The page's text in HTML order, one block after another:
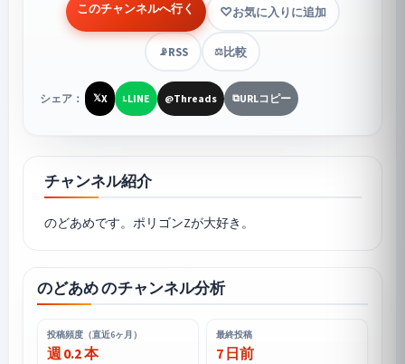
このチャンネルへ行く お気に入りに追加
📡RSS ⚖️比較
シェア： 𝕏X LLINE @Threads ⧉URLコピー
チャンネル紹介
のどあめ のチャンネル分析
投稿頻度（直近6ヶ月）
週 0.2 本
最終投稿
7 日前